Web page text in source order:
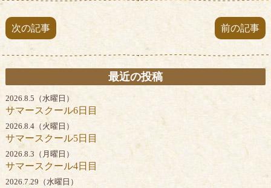
次の記事 前の記事
最近の投稿
2026.8.5（水曜日）
サマースクール6日目
2026.8.4（火曜日）
サマースクール5日目
2026.8.3（月曜日）
サマースクール4日目
2026.7.29（水曜日）